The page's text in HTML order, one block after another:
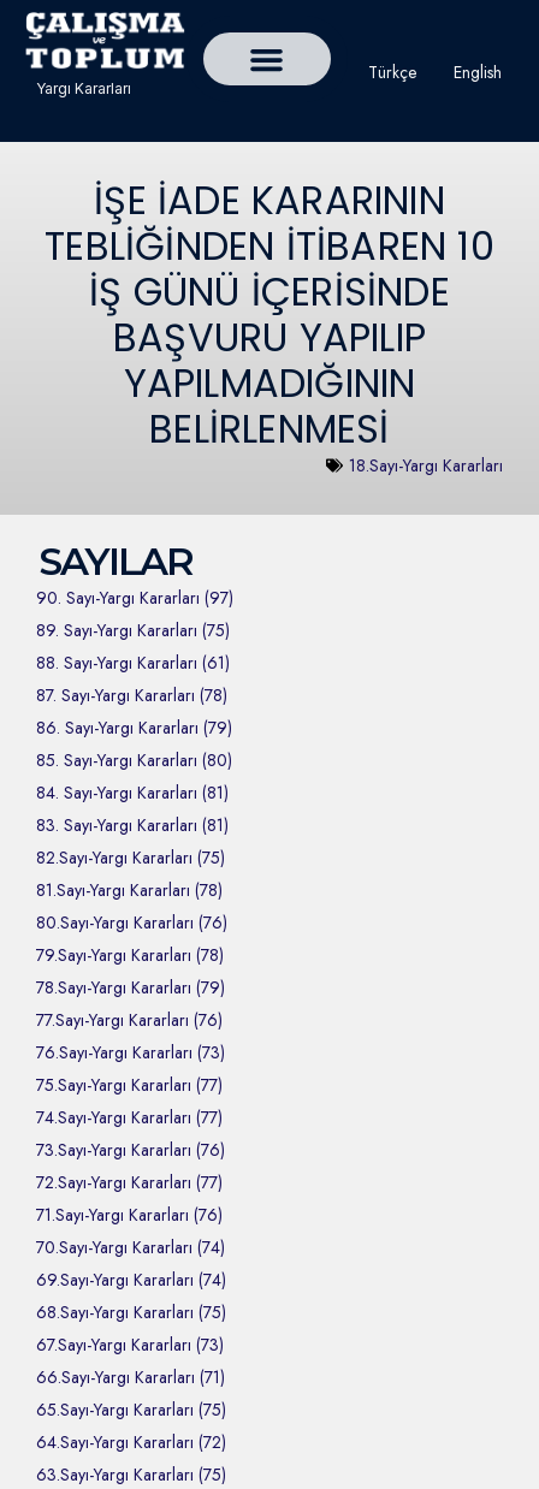
Türkçe English
Yargı Kararları
İŞE İADE KARARININ
TEBLİĞİNDEN İTİBAREN 10
İŞ GÜNÜ İÇERİSİNDE
BAŞVURU YAPILIP
YAPILMADIĞININ
BELİRLENMESİ
18.Sayı-Yargı Kararları
SAYILAR
90. Sayı-Yargı Kararları (97)
89. Sayı-Yargı Kararları (75)
88. Sayı-Yargı Kararları (61)
87. Sayı-Yargı Kararları (78)
86. Sayı-Yargı Kararları (79)
85. Sayı-Yargı Kararları (80)
84. Sayı-Yargı Kararları (81)
83. Sayı-Yargı Kararları (81)
82.Sayı-Yargı Kararları (75)
81.Sayı-Yargı Kararları (78)
80.Sayı-Yargı Kararları (76)
79.Sayı-Yargı Kararları (78)
78.Sayı-Yargı Kararları (79)
77.Sayı-Yargı Kararları (76)
76.Sayı-Yargı Kararları (73)
75.Sayı-Yargı Kararları (77)
74.Sayı-Yargı Kararları (77)
73.Sayı-Yargı Kararları (76)
72.Sayı-Yargı Kararları (77)
71.Sayı-Yargı Kararları (76)
70.Sayı-Yargı Kararları (74)
69.Sayı-Yargı Kararları (74)
68.Sayı-Yargı Kararları (75)
67.Sayı-Yargı Kararları (73)
66.Sayı-Yargı Kararları (71)
65.Sayı-Yargı Kararları (75)
64.Sayı-Yargı Kararları (72)
63.Sayı-Yargı Kararları (75)